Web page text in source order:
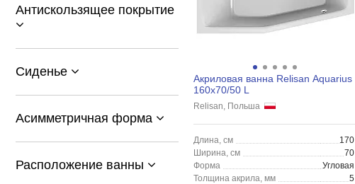
Антискользящее покрытие
Сиденье
Асимметричная форма
Расположение ванны
Акриловая ванна Relisan Aquarius
160x70/50 L
Relisan, Польша
Длина, см
170
Ширина, см
70
Форма
Угловая
Толщина акрила, мм
5